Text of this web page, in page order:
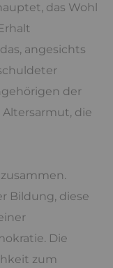
das Wohl
angesichts
der
die
Bildung, diese
Die
zum